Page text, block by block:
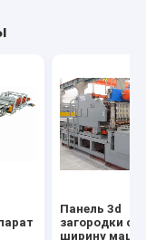
Панель 3d
загородки
ширину